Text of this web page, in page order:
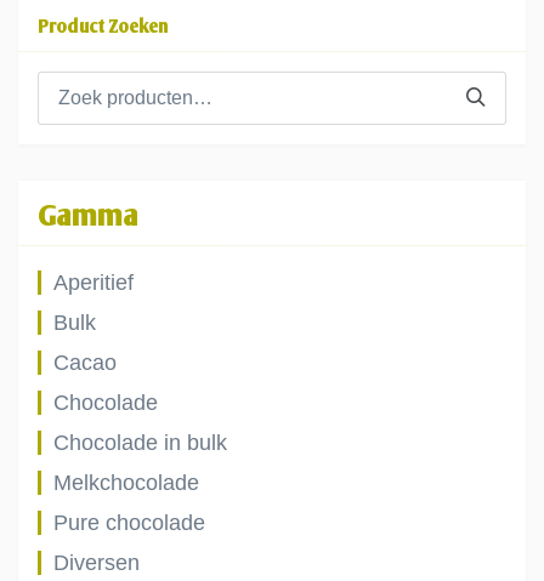
Product Zoeken
Zoeken
naar:
Gamma
Aperitief
Bulk
Cacao
Chocolade
Chocolade in bulk
Melkchocolade
Pure chocolade
Diversen